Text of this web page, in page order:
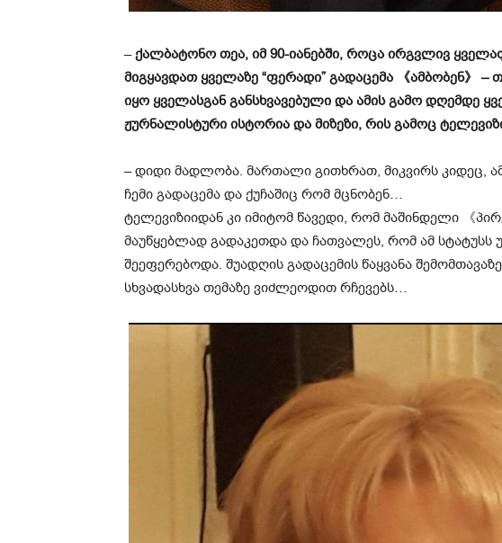
–ქალბატონო თეა, იმ 90-იანებში, როცა ირგვლივ
მიგყავდათ ყველაზე “ფერადი” გადაცემა 《ამბობენ》
იყო ყველასგან განსხვავებული და ამის გამო დღემდე
ჟურნალისტური ისტორია და მიზეზი, რის გამოც
– დიდი მადლობა. მართალი გითხრათ, მიკვირს კიდეც,
ჩემი გადაცემა და ქუჩაშიც რომ მცნობენ…
ტელევიზიიდან კი იმიტომ წავედი, რომ მაშინდელი 《
მაუწყებლად გადაკეთდა და ჩათვალეს, რომ ამ
შეეფერებოდა. შუადღის გადაცემის წაყვანა
სხვადასხვა თემაზე ვიძლეოდით რჩევებს…